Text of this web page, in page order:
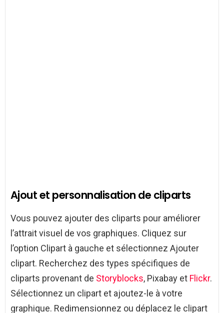
Ajout et personnalisation de cliparts
Vous pouvez ajouter des cliparts pour améliorer
l’attrait visuel de vos graphiques. Cliquez sur
l’option Clipart à gauche et sélectionnez Ajouter
clipart. Recherchez des types spécifiques de
cliparts provenant de Storyblocks, Pixabay et Flickr.
Sélectionnez un clipart et ajoutez-le à votre
graphique. Redimensionnez ou déplacez le clipart